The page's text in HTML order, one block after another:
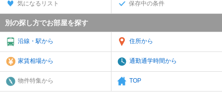
気になるリスト 保存中の条件
別の探し方でお部屋を探す
沿線・駅から 住所から
家賃相場から 通勤通学時間から
物件特集から TOP